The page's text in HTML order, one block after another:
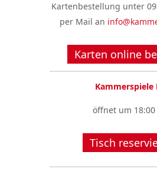
Kartenbestellung unter
per Mail an
Karten online
Kammerspiele
öffnet um
Tisch